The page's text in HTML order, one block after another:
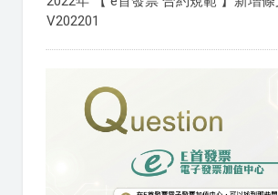
V202201